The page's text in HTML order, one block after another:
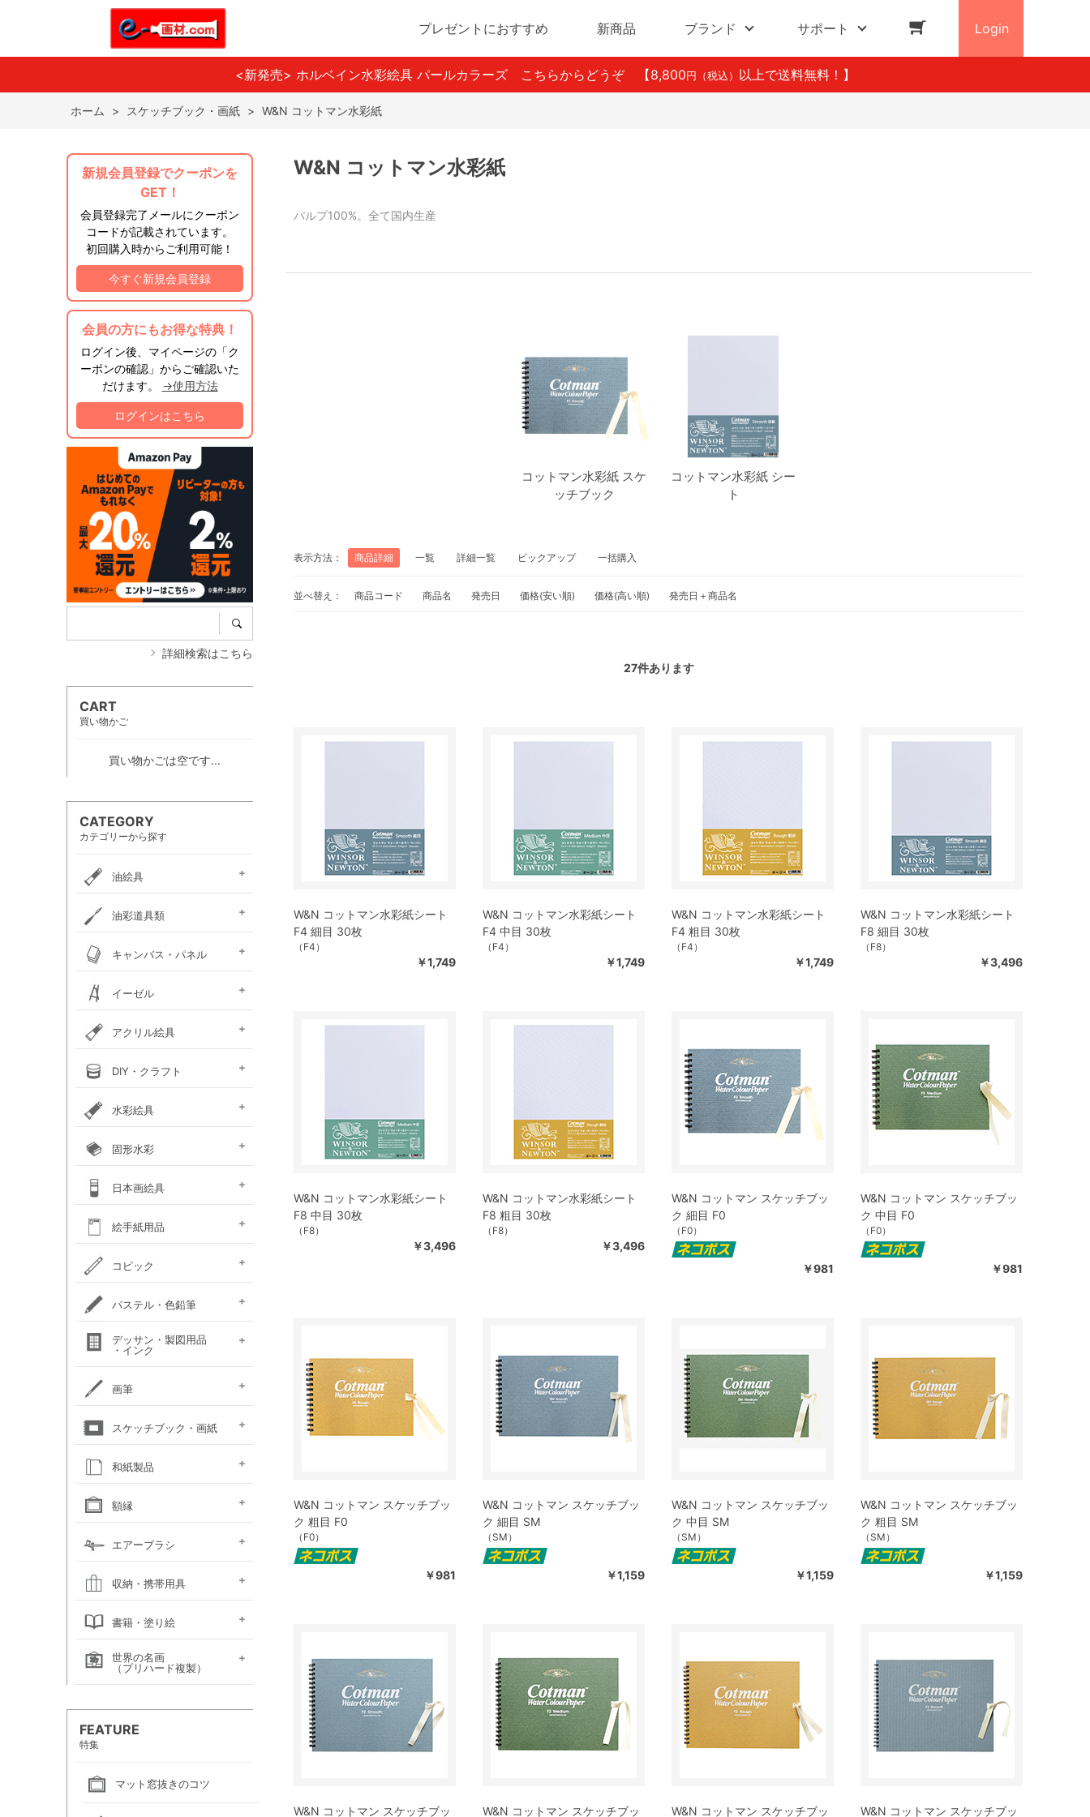
プレゼントにおすすめ 新商品 ブランド サポート Login
<新発売> ホルベイン水彩絵具 パールカラーズ こちらからどうぞ 【8,800 円（税込） 以上で送料無料！】
ホーム > スケッチブック・画紙 > W&N コットマン水彩紙
新規会員登録でクーポンを
GET！
会員登録完了メールにクーポン
コードが記載されています。
初回購入時からご利用可能！
今すぐ新規会員登録
会員の方にもお得な特典！
ログイン後、マイページの「ク
ーポンの確認」からご確認いた
だけます。 →使用方法
ログインはこちら
詳細検索はこちら
CART
買い物かご
買い物かごは空です...
CATEGORY
カテゴリーから探す
油絵具
お勧めセット
アーチスト油絵具
DUO水可溶性油絵具
ヴェルネ 高品位油絵具
ホルベイン画用液
スタンダードオイルカラー
クサカベ・専門家用油絵具
ミノー油絵具
ギルド油絵具
ラスター油絵具
クサカベ画用液
マツダ・スーパー油絵具
マツダ画用液
オイルカラー AOC
W＆N画用液
レンブラント油絵具
ヴァンゴッホ油絵具
ターレンス油絵具
ターレンス画用液
ターナー・マチソン油絵具
ターナー画溶液
油彩道具類
ペインティングナイフ
ペインティングナイフ
イタリアンアートナイフ
ペンチングナイフ
パレットナイフ
カタリスト
パレット
チューブ絞り
キャンバス・パネル
張り上げキャンバス
ロールキャンバス
キャンバスボード
木枠
キャンバス張り用具
木製パネル・水貼りテープ
メタリックキャンバス
イーゼル
アトリエイーゼル
デッサンイーゼル
ディスプレイイーゼル
野外イーゼル
卓上イーゼル
イーゼルボックス
アトリエキャビネット
イーゼル用品
アクリル絵具
アクリルガッシュ絵具
ガッシュ専用メディウム
布えのぐ
ターナー・イベントカラー
絵具（レギュラー）
絵具（ソフト）
リキテックスベーシックス
リキテックスリキッド
リキテックスプライム
アクリリックプラス
リキテックスバイオベース
メディウム類
ホルベイン・アクリリック
カラー［ヘビーボディ］
アクリリックガッシュ
ホルベイン・メディウム類
ホルベイン・アクリリック
カラー ［フルイド］
ホルベイン・アクリリック
カラー ［インク］
ホルベイン・アクリリック
カラー ［イリデッセンス］
アクリリックカラー
アクリリックガッシュ
アムステルダム・アクリリ
ックカラー エキスパート
アムステルダム・アクリル
絵具メディウム／補助材
クサカベ・アキーラ
アキーラ ガッシュ
アキーラ専用 メディウ
ム
アクリル絵具廃液処理剤
ゴールデン ヘビーボデ
ィ
ゴールデン フルイド
ゴールデン ハイフロー
ゴールデン オープン
ゴールデン ソーフラッ
ト
ゴールデン メディウム
DIY・クラフト
ガラスペイント
ベトンペースト
布えのぐ
ステッチカラー
オーブン陶土
水彩絵具
セット
専門家用透明水彩絵具
ハルモニア分離水彩絵具
シングルピグメント
W＆N プロフェッショナル・
ウォーターカラー(PWC)
レンブラント水彩絵具
ゴールデン QoR(コア)
ホルベイン透明水彩絵具
絵具（ガッシュ）
メディウム・他
ダニエルスミス
ターナー・ポスターカラー
水彩道具類
マスク液
固形水彩
ウォーターカラー(PWC)
ウォーターカラー(CWC)
ホルベイン・ケーキカラー
ホルベイン・パンカラー
FINETEC(ファインテック)
ゴールデン QoR(コア)
パール固形水彩絵具
カラー固形水彩
固形透明水彩絵具
固形透明水彩絵具
プチカラー 透明固形水
彩
ダニエルスミス ハーフパ
ン
水彩道具類
日本画絵具
新岩絵具
天然岩絵具
ナカガワ水飛胡粉
吉祥水干絵具
吉祥チューブ水干絵具
吉祥 日本画用顔料
(糊剤・目止め剤)
金泥・銀泥・箔類
顔彩角皿
顔彩鉄鉢
墨彩画セット
日本画墨
日本画道具類
ナカガワ 日本画キット
呉竹 顔彩
絵手紙用品
絵手紙セット
フィス顔彩パレット
顔彩深美
絵手紙用
はがき・絵手紙帳
コピック
コピック スケッチ
コピック チャオ
コピック クラシック
コピック アクレア
ープラス
パステル・色鉛筆
パステルセット
（ハード）
パステルセット
（ソフト）
パンパステル
パステル鉛筆セット
オイルパステル・
クレパス・クレヨン
パステル・色鉛筆
関連用品
色鉛筆セット
水彩色鉛筆セット
チョークアート
デッサン・製図用品
・インク
鉛筆セット
画用木炭
モデル人形
デッサン関連用品
ロットリング
W&N ドローイングインク
画筆
油彩筆セット
油彩用ラウンド（丸筆）
（丸平筆）
油彩用フラット（平筆）
油彩用ファン（扇型）
油絵用刷毛
水彩筆セット
水彩用ラウンド（丸筆）
水彩用フラット（平筆）
（日本画・デザイン用）
（日本画・デザイン用）
（日本画・デザイン用）
（日本画・デザイン用）
（日本画・デザイン用）
（日本画・デザイン用）
（日本画・デザイン用）
（日本画・デザイン用）
化粧筆
絵手紙用筆
スケッチブック・画紙
アルシュ水彩紙
モンバルキャンソン
ファインフェース
キャンソンXL
アルビレオ水彩紙
クレスター水彩紙
フォード水彩紙
アヴァロン水彩紙
ラングトン水彩紙
ワトソン水彩紙
ホワイトワトソン水彩紙
TACスケッチブック
W&N コットマン水彩紙
ナル水彩紙
スケッチブック 並口
オリーブシリーズ厚口
メダリオン特厚口
マルマン ヴィフアール
マルマン ソーホー
マルマン 麻表紙
クロッキーブック
クレイドクロッキー
セクションクロッキー
スタンダードクロッキー
キャンソン ミ・タント
パステルワトソン
パステルマーメイド
パステルブック
ペーパーセレクション
ポストカード
カラージェッソペーパー
水彩色紙
和紙製品
和紙・絵絹・転写紙
日本画用麻紙ボールド
水墨画用紙
ファイル
芳名帳・仮巻
額縁
油彩用額縁 (木製)
仮額縁
(マット付)
(マット無し)
軽量フレーム・イレパネ
色紙額
額用金具
エアーブラシ
ハンドピース
コンプレッサー
システムパーツ（部品）
エアーブラシ関連用品
収納・携帯用具
ポートフォリオ
キャンバスバッグ
キャンバスバッグ
スケッチバッグ各種
スケッチバッグ
エプロン
書籍・塗り絵
絵画関連書籍
塗り絵
世界の名画
（プリハード複製）
FEATURE
特集
マット窓抜きのコツ
W&N コットマン水彩紙
パルプ100%。全て国内生産
コットマン水彩紙 スケ
ッチブック
コットマン水彩紙 シー
ト
表示方法： 商品詳細 一覧 詳細一覧 ピックアップ 一括購入
並べ替え： 商品コード 商品名 発売日 価格(安い順) 価格(高い順) 発売日＋商品名
27件あります
W&N コットマン水彩紙シート
F4 細目 30枚
（F4）
￥1,749
W&N コットマン水彩紙シート
F4 中目 30枚
（F4）
￥1,749
W&N コットマン水彩紙シート
F4 粗目 30枚
（F4）
￥1,749
W&N コットマン水彩紙シート
F8 細目 30枚
（F8）
￥3,496
W&N コットマン水彩紙シート
F8 中目 30枚
（F8）
￥3,496
W&N コットマン水彩紙シート
F8 粗目 30枚
（F8）
￥3,496
W&N コットマン スケッチブッ
ク 細目 F0
（F0）
￥981
W&N コットマン スケッチブッ
ク 中目 F0
（F0）
￥981
W&N コットマン スケッチブッ
ク 粗目 F0
（F0）
￥981
W&N コットマン スケッチブッ
ク 細目 SM
（SM）
￥1,159
W&N コットマン スケッチブッ
ク 中目 SM
（SM）
￥1,159
W&N コットマン スケッチブッ
ク 粗目 SM
（SM）
￥1,159
W&N コットマン スケッチブッ
W&N コットマン スケッチブッ
W&N コットマン スケッチブッ
W&N コットマン スケッチブッ